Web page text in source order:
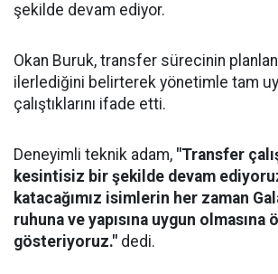
şekilde devam ediyor.
Okan Buruk, transfer sürecinin
ilerlediğini belirterek yönetimle tam
çalıştıklarını ifade etti.
Deneyimli teknik adam, "Transfer
kesintisiz bir şekilde devam
katacağımız isimlerin her zaman
ruhuna ve yapısına uygun olmasına
gösteriyoruz." dedi.